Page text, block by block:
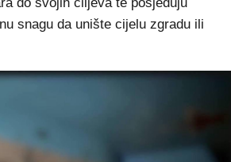
snagu da unište cijelu zgradu ili